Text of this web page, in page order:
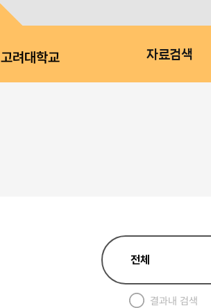
고려대학교 자료검색
결과내 검색